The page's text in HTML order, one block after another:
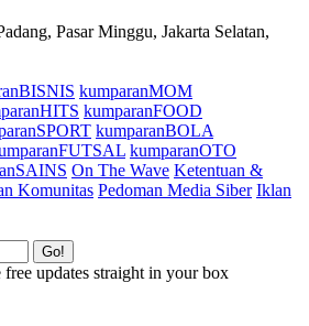
Pasar Minggu, Jakarta Selatan,
kumparanMOM
kumparanFOOD
kumparanBOLA
kumparanOTO
On The Wave Ketentuan &
Komunitas Pedoman Media Siber Iklan
Go!
updates straight in your box